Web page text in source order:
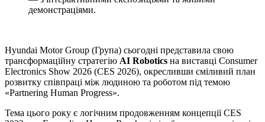
демонстраціями.
Hyundai Motor Group (Група) сьогодні представила свою
трансформаційну стратегію AI Robotics на виставці Consumer
Electronics Show 2026 (CES 2026), окресливши сміливий план
розвитку співпраці між людиною та роботом під темою
«Partnering Human Progress».
Тема цього року є логічним продовженням концепції CES